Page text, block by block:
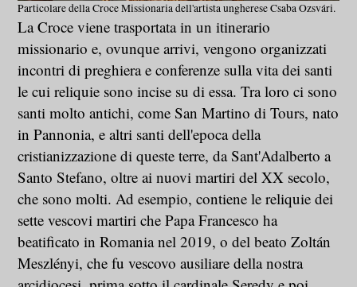
Particolare della Croce Missionaria dell'artista ungherese Csaba Ozsvári.
La Croce viene trasportata in un itinerario
missionario e, ovunque arrivi, vengono organizzati
incontri di preghiera e conferenze sulla vita dei santi
le cui reliquie sono incise su di essa. Tra loro ci sono
santi molto antichi, come San Martino di Tours, nato
in Pannonia, e altri santi dell'epoca della
cristianizzazione di queste terre, da Sant'Adalberto a
Santo Stefano, oltre ai nuovi martiri del XX secolo,
che sono molti. Ad esempio, contiene le reliquie dei
sette vescovi martiri che Papa Francesco ha
beatificato in Romania nel 2019, o del beato Zoltán
Meszlényi, che fu vescovo ausiliare della nostra